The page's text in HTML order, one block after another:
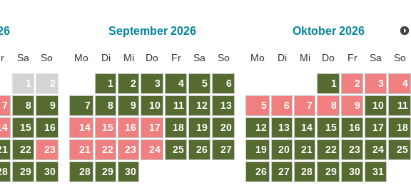
Sa So
1
2
7 8
9
15
16
22
23
29
30
September 2026
Mo Di Mi Do Fr Sa So
1 2 3 4 5
6
7
8 9 10 11 12
13
14
15 16 17 18 19
20
21
22 23 24 25 26
27
28
29 30
Oktober 2026
Mo Di Mi Do Fr Sa So
1 2 3
4
5
6 7 8 9 10
11
12
13 14 15 16 17
18
19
20 21 22 23 24
25
26
27 28 29 30 31